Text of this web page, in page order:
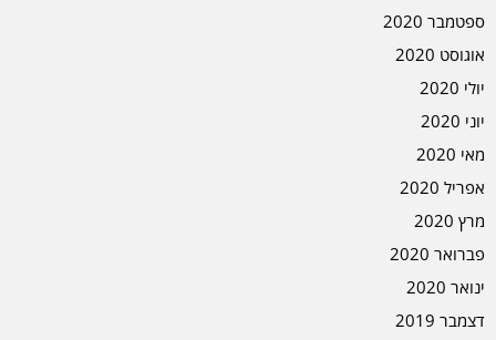
ספטמבר 2020
אוגוסט 2020
יולי 2020
יוני 2020
מאי 2020
אפריל 2020
מרץ 2020
פברואר 2020
ינואר 2020
דצמבר 2019